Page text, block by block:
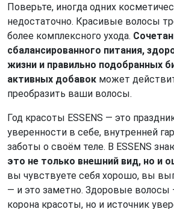
Поверьте, иногда одних
недостаточно. Красивые волосы
более комплексного ухода.
сбалансированного питания,
жизни и правильно подобранных
активных добавок может
преобразить ваши волосы.
Год красоты ESSENS — это
уверенности в себе, внутренней
заботы о своём теле. В ESSENS
это не только внешний вид, но и
вы чувствуете себя хорошо, вы
— и это заметно. Здоровые волосы
корона красоты, но и источник